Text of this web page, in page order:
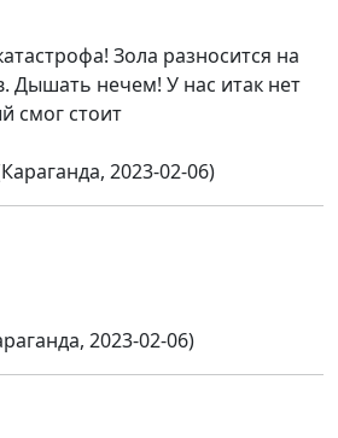
Зола разносится на
Дышать нечем! У нас итак нет
смог стоит
2023-02-06)
2023-02-06)